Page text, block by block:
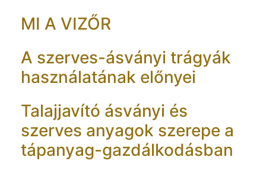
MI A VIZŐR
A szerves-ásványi trágyák
használatának előnyei
Talajjavító ásványi és
szerves anyagok szerepe a
tápanyag-gazdálkodásban